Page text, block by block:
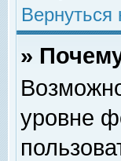
Вернуться
»
уровне